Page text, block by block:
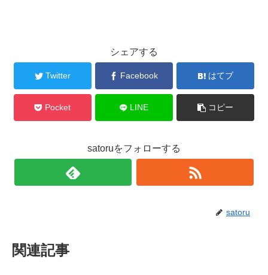
シェアする
Twitter Facebook はてブ
Pocket LINE コピー
satoruをフォローする
satoru
関連記事